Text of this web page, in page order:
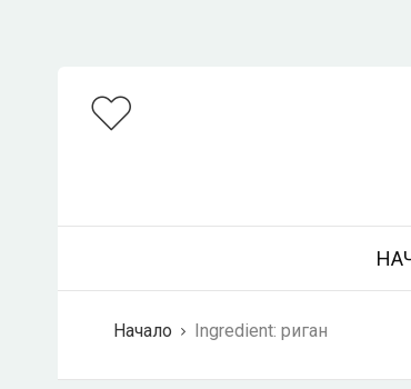
Начало Ingredient: риган